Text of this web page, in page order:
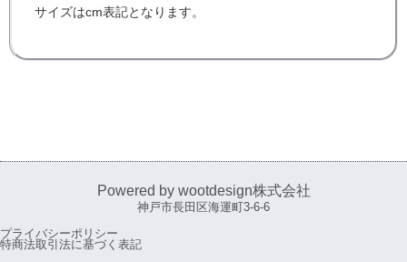
サイズはcm表記となります。
Powered by wootdesign株式会社
神戸市長田区海運町3-6-6
プライバシーポリシー
特商法取引法に基づく表記